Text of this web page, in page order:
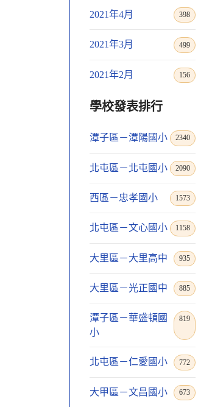
2021年4月 398
2021年3月 499
2021年2月 156
學校發表排行
潭子區－潭陽國小 2340
北屯區－北屯國小 2090
西區－忠孝國小 1573
北屯區－文心國小 1158
大里區－大里高中 935
大里區－光正國中 885
潭子區－華盛頓國
小
819
北屯區－仁愛國小 772
大甲區－文昌國小 673